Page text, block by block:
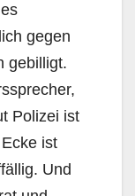
gegen
gebilligt.
Polizei ist
ist
Und